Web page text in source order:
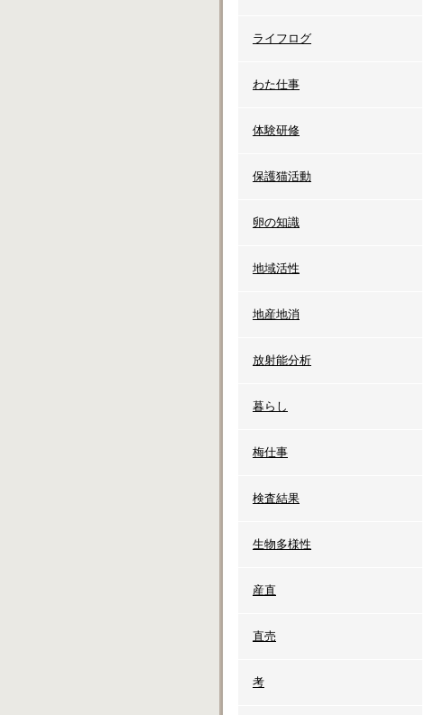
ライフログ
わた仕事
体験研修
保護猫活動
卵の知識
地域活性
地産地消
放射能分析
暮らし
梅仕事
検査結果
生物多様性
産直
直売
考